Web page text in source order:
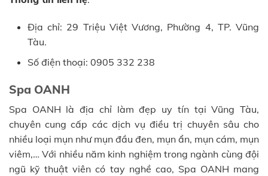
Địa chỉ: 29 Triệu Việt Vương, Phường 4, TP. Vũng
Tàu.
Số điện thoại: 0905 332 238
Spa OANH
Spa OANH là địa chỉ làm đẹp uy tín tại Vũng Tàu,
chuyên cung cấp các dịch vụ điều trị chuyên sâu cho
nhiều loại mụn như mụn đầu đen, mụn ẩn, mụn cám, mụn
viêm,… Với nhiều năm kinh nghiệm trong ngành cùng đội
ngũ kỹ thuật viên có tay nghề cao, Spa OANH mang